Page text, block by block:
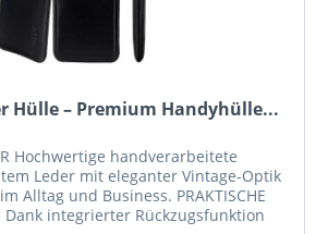
Hülle – Premium Handyhülle...
Hochwertige handverarbeitete
Leder mit eleganter Vintage-Optik
Alltag und Business. PRAKTISCHE
Dank integrierter Rückzugsfunktion